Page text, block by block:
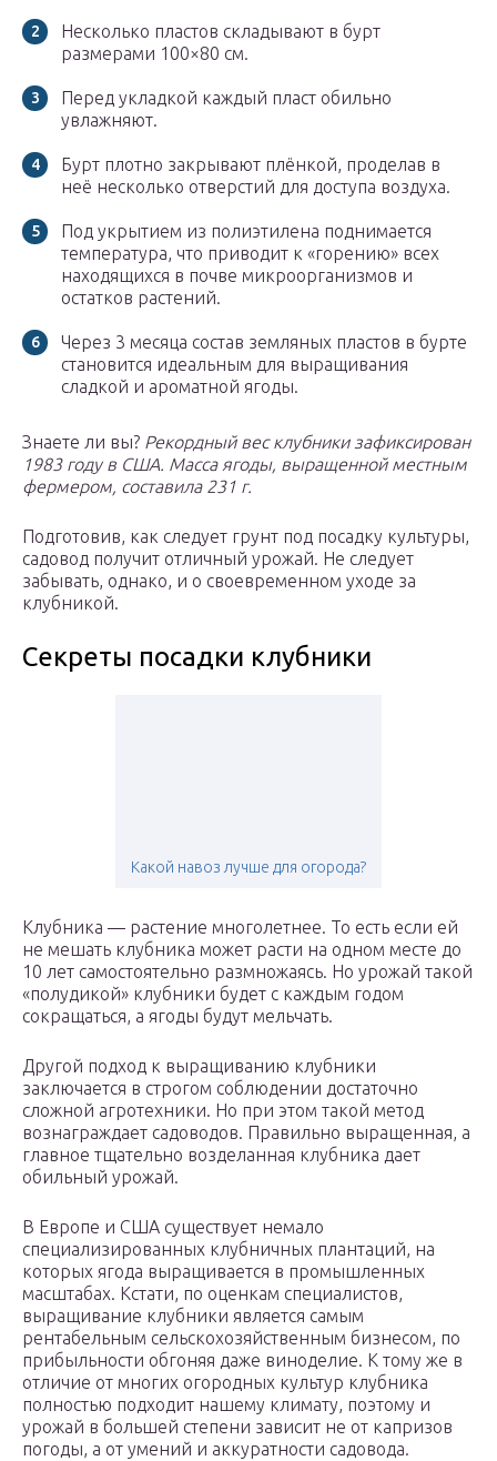
Несколько пластов складывают в бурт
размерами 100×80 см.
Перед укладкой каждый пласт обильно
увлажняют.
Бурт плотно закрывают плёнкой, проделав в
неё несколько отверстий для доступа воздуха.
Под укрытием из полиэтилена поднимается
температура, что приводит к «горению» всех
находящихся в почве микроорганизмов и
остатков растений.
Через 3 месяца состав земляных пластов в бурте
становится идеальным для выращивания
сладкой и ароматной ягоды.
Знаете ли вы? Рекордный вес клубники зафиксирован
1983 году в США. Масса ягоды, выращенной местным
фермером, составила 231 г.
Подготовив, как следует грунт под посадку культуры,
садовод получит отличный урожай. Не следует
забывать, однако, и о своевременном уходе за
клубникой.
Секреты посадки клубники
Какой навоз лучше для огорода?
Клубника — растение многолетнее. То есть если ей
не мешать клубника может расти на одном месте до
10 лет самостоятельно размножаясь. Но урожай такой
«полудикой» клубники будет с каждым годом
сокращаться, а ягоды будут мельчать.
Другой подход к выращиванию клубники
заключается в строгом соблюдении достаточно
сложной агротехники. Но при этом такой метод
вознаграждает садоводов. Правильно выращенная, а
главное тщательно возделанная клубника дает
обильный урожай.
В Европе и США существует немало
специализированных клубничных плантаций, на
которых ягода выращивается в промышленных
масштабах. Кстати, по оценкам специалистов,
выращивание клубники является самым
рентабельным сельскохозяйственным бизнесом, по
прибыльности обгоняя даже виноделие. К тому же в
отличие от многих огородных культур клубника
полностью подходит нашему климату, поэтому и
урожай в большей степени зависит не от капризов
погоды, а от умений и аккуратности садовода.